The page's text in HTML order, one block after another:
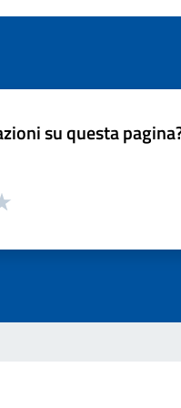
su questa